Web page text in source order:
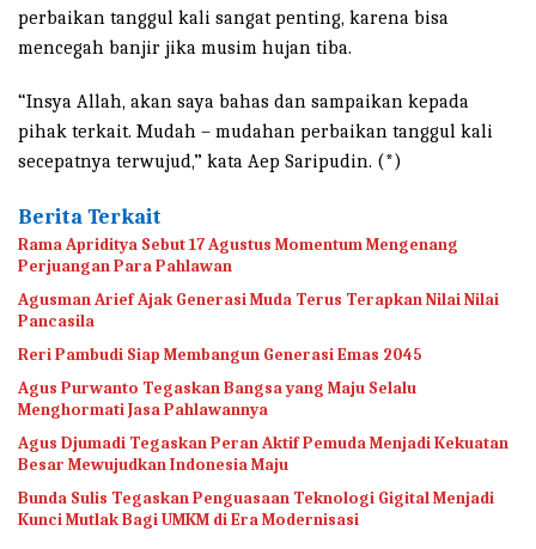
perbaikan tanggul kali sangat penting, karena bisa
mencegah banjir jika musim hujan tiba.
“Insya Allah, akan saya bahas dan sampaikan kepada
pihak terkait. Mudah – mudahan perbaikan tanggul kali
secepatnya terwujud,” kata Aep Saripudin. (*)
Berita Terkait
Rama Apriditya Sebut 17 Agustus Momentum Mengenang
Perjuangan Para Pahlawan
Agusman Arief Ajak Generasi Muda Terus Terapkan Nilai Nilai
Pancasila
Reri Pambudi Siap Membangun Generasi Emas 2045
Agus Purwanto Tegaskan Bangsa yang Maju Selalu
Menghormati Jasa Pahlawannya
Agus Djumadi Tegaskan Peran Aktif Pemuda Menjadi Kekuatan
Besar Mewujudkan Indonesia Maju
Bunda Sulis Tegaskan Penguasaan Teknologi Gigital Menjadi
Kunci Mutlak Bagi UMKM di Era Modernisasi